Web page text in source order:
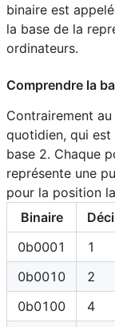
binaire est
la base de la
ordinateurs.
Comprendre la
Contrairement
quotidien, qui est
base 2. Chaque
représente une
pour la position
Binaire
0b0001
1
0b0010
2
0b0100
4